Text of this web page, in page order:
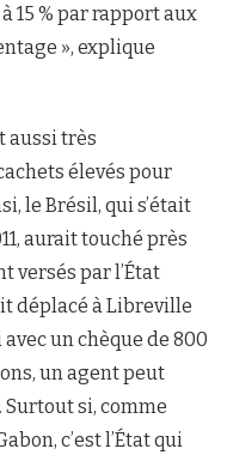
15 % par rapport aux
», explique
aussi très
élevés pour
le Brésil, qui s’était
aurait touché près
versés par l’État
déplacé à Libreville
un chèque de 800
un agent peut
si, comme
c’est l’État qui